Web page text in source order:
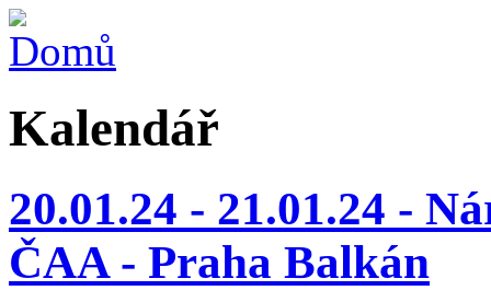
Kalendář
20.01.24 - 21.01.24 -
ČAA - Praha Balkán